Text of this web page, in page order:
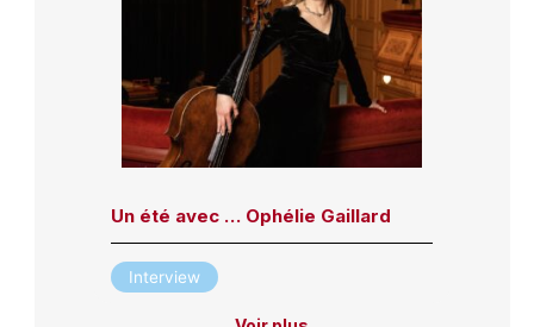
Un été avec … Ophélie Gaillard
Interview